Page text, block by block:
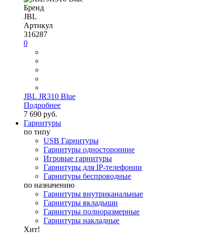
Бренд
JBL
Артикул
316287
0
JBL JR310 Blue
Подробнее
7 690 руб.
Гарнитуры
по типу
USB Гарнитуры
Гарнитуры односторонние
Игровые гарнитуры
Гарнитуры для IP-телефонии
Гарнитуры беспроводные
по назначению
Гарнитуры внутриканальные
Гарнитуры вкладыши
Гарнитуры полноразмерные
Гарнитуры накладные
Хит!